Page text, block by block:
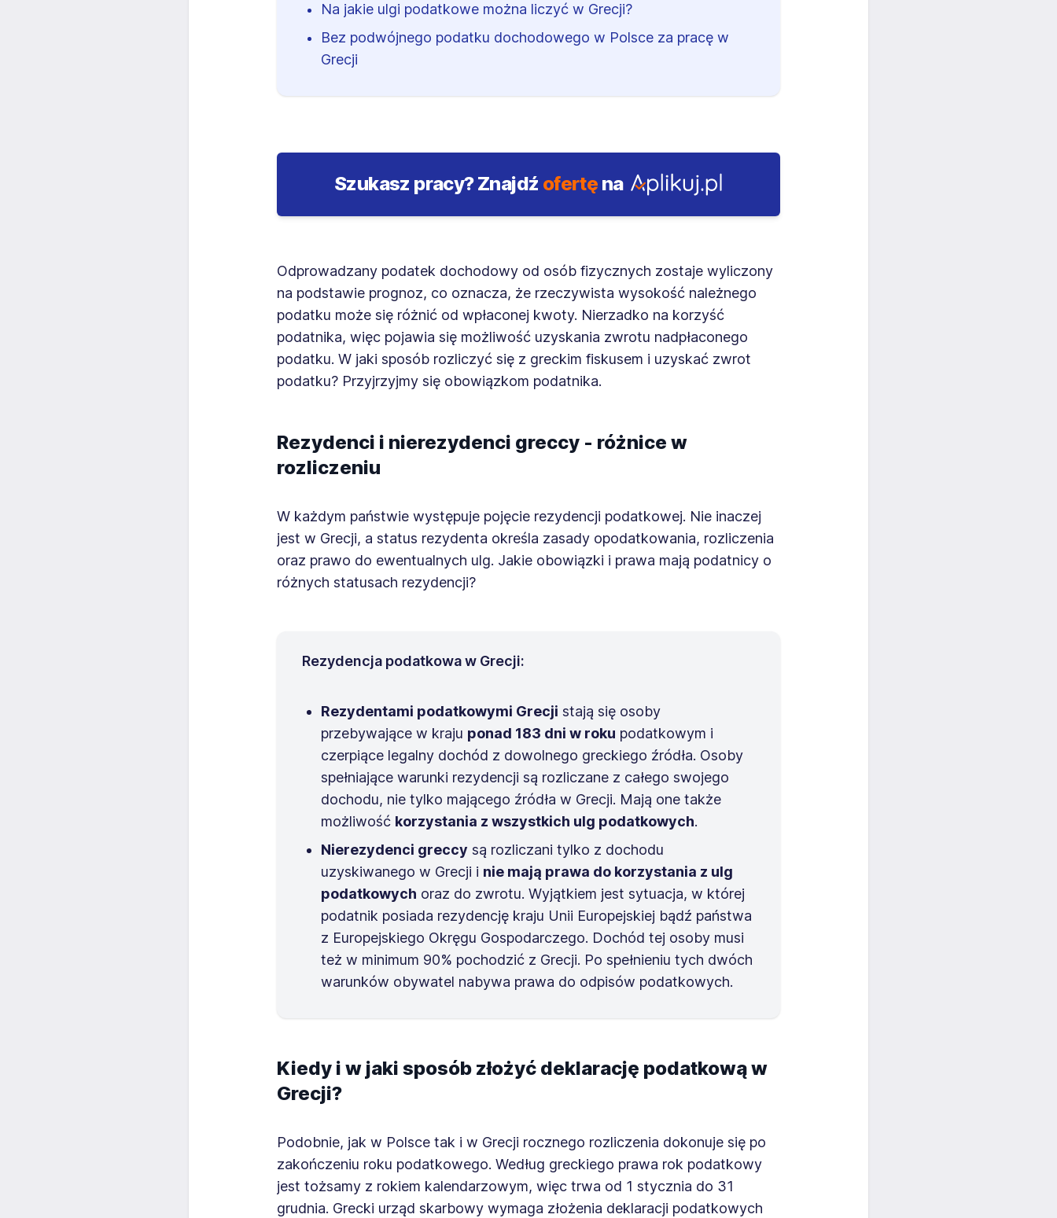
Na jakie ulgi podatkowe można liczyć w Grecji?
Bez podwójnego podatku dochodowego w Polsce za pracę w
Grecji
Szukasz pracy?Znajdź ofertę na
Odprowadzany podatek dochodowy od osób fizycznych zostaje wyliczony
na podstawie prognoz, co oznacza, że rzeczywista wysokość należnego
podatku może się różnić od wpłaconej kwoty. Nierzadko na korzyść
podatnika, więc pojawia się możliwość uzyskania zwrotu nadpłaconego
podatku. W jaki sposób rozliczyć się z greckim fiskusem i uzyskać zwrot
podatku? Przyjrzyjmy się obowiązkom podatnika.
Rezydenci i nierezydenci greccy - różnice w
rozliczeniu
W każdym państwie występuje pojęcie rezydencji podatkowej. Nie inaczej
jest w Grecji, a status rezydenta określa zasady opodatkowania, rozliczenia
oraz prawo do ewentualnych ulg. Jakie obowiązki i prawa mają podatnicy o
różnych statusach rezydencji?
Rezydencja podatkowa w Grecji:
Rezydentami podatkowymi Grecji stają się osoby
przebywające w kraju ponad 183 dni w roku podatkowym i
czerpiące legalny dochód z dowolnego greckiego źródła. Osoby
spełniające warunki rezydencji są rozliczane z całego swojego
dochodu, nie tylko mającego źródła w Grecji. Mają one także
możliwość korzystania z wszystkich ulg podatkowych.
Nierezydenci greccy są rozliczani tylko z dochodu
uzyskiwanego w Grecji i nie mają prawa do korzystania z ulg
podatkowych oraz do zwrotu. Wyjątkiem jest sytuacja, w której
podatnik posiada rezydencję kraju Unii Europejskiej bądź państwa
z Europejskiego Okręgu Gospodarczego. Dochód tej osoby musi
też w minimum 90% pochodzić z Grecji. Po spełnieniu tych dwóch
warunków obywatel nabywa prawa do odpisów podatkowych.
Kiedy i w jaki sposób złożyć deklarację podatkową w
Grecji?
Podobnie, jak w Polsce tak i w Grecji rocznego rozliczenia dokonuje się po
zakończeniu roku podatkowego. Według greckiego prawa rok podatkowy
jest tożsamy z rokiem kalendarzowym, więc trwa od 1 stycznia do 31
grudnia. Grecki urząd skarbowy wymaga złożenia deklaracji podatkowych